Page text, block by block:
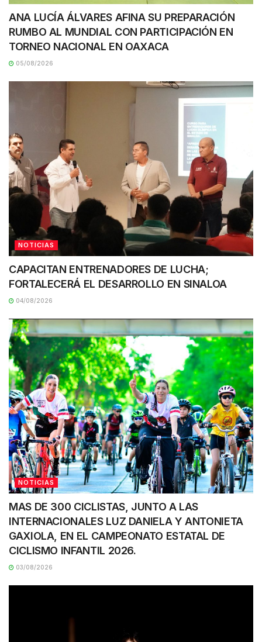
ANA LUCÍA ÁLVARES AFINA SU PREPARACIÓN
RUMBO AL MUNDIAL CON PARTICIPACIÓN EN
TORNEO NACIONAL EN OAXACA
05/08/2026
NOTICIAS
CAPACITAN ENTRENADORES DE LUCHA;
FORTALECERÁ EL DESARROLLO EN SINALOA
04/08/2026
NOTICIAS
MAS DE 300 CICLISTAS, JUNTO A LAS
INTERNACIONALES LUZ DANIELA Y ANTONIETA
GAXIOLA, EN EL CAMPEONATO ESTATAL DE
CICLISMO INFANTIL 2026.
03/08/2026